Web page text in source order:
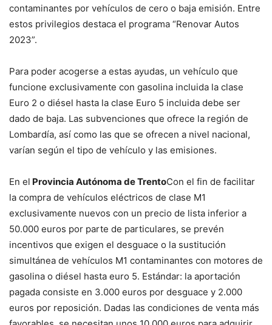
contaminantes por vehículos de cero o baja emisión. Entre
estos privilegios destaca el programa “Renovar Autos
2023”.
Para poder acogerse a estas ayudas, un vehículo que
funcione exclusivamente con gasolina incluida la clase
Euro 2 o diésel hasta la clase Euro 5 incluida debe ser
dado de baja. Las subvenciones que ofrece la región de
Lombardía, así como las que se ofrecen a nivel nacional,
varían según el tipo de vehículo y las emisiones.
En el Provincia Autónoma de TrentoCon el fin de facilitar
la compra de vehículos eléctricos de clase M1
exclusivamente nuevos con un precio de lista inferior a
50.000 euros por parte de particulares, se prevén
incentivos que exigen el desguace o la sustitución
simultánea de vehículos M1 contaminantes con motores de
gasolina o diésel hasta euro 5. Estándar: la aportación
pagada consiste en 3.000 euros por desguace y 2.000
euros por reposición. Dadas las condiciones de venta más